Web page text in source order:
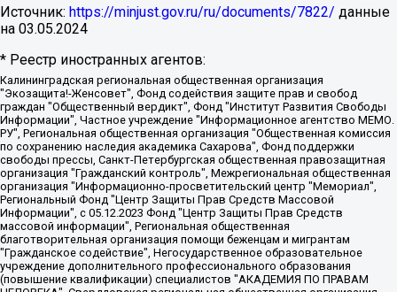
Источник: https://minjust.gov.ru/ru/documents/7822/ данные
на 03.05.2024
* Реестр иностранных агентов:
Калининградская региональная общественная организация "Экозащита!-Женсовет", Фонд содействия защите прав и свобод граждан "Общественный вердикт", Фонд "Институт Развития Свободы Информации", Частное учреждение "Информационное агентство МЕМО. РУ", Региональная общественная организация "Общественная комиссия по сохранению наследия академика Сахарова", Фонд поддержки свободы прессы, Санкт-Петербургская общественная правозащитная организация "Гражданский контроль", Межрегиональная общественная организация "Информационно-просветительский центр "Мемориал", Региональный Фонд "Центр Защиты Прав Средств Массовой Информации", с 05.12.2023 Фонд "Центр Защиты Прав Средств массовой информации", Региональная общественная благотворительная организация помощи беженцам и мигрантам "Гражданское содействие", Негосударственное образовательное учреждение дополнительного профессионального образования (повышение квалификации) специалистов "АКАДЕМИЯ ПО ПРАВАМ ЧЕЛОВЕКА", Свердловская региональная общественная организация "Сутяжник", Автономная некоммерческая организация "Центр независимых социологических исследований", Союз общественных объединений "Российский исследовательский центр по правам человека", Региональное общественное учреждение научно-информационный центр "МЕМОРИАЛ", Некоммерческая организация "Фонд защиты гласности", Автономная некоммерческая организация "Институт прав человека", Городская общественная организация "Екатеринбургское общество "МЕМОРИАЛ", Городская общественная организация "Рязанское историко-просветительское и правозащитное общество "Мемориал" (Рязанский Мемориал), Челябинский региональный орган общественной самодеятельности – женское общественное объединение "Женщины Евразии", Челябинский региональный орган общественной самодеятельности "Уральская правозащитная группа", Фонд содействия защите здоровья и социальной справедливости имени Андрея Рылькова, Автономная Некоммерческая Организация "Аналитический Центр Юрия Левады", Автономная некоммерческая организация социальной поддержки населения "Проект Апрель", Региональная общественная организация помощи женщинам и детям, находящимся в кризисной ситуации "Информационно-методический центр "Анна", Фонд содействия развитию массовых коммуникаций и правовому просвещению "Так-так-Так", Фонд содействия устойчивому развитию "Серебряная тайга", Свердловский региональный общественный фонд социальных проектов "Новое время", "Idel.Реалии", Кавказ.Реалии, Крым.Реалии, Телеканал Настоящее Время, Татаро-башкирская служба Радио Свобода (Azatliq Radiosi), Радио Свободная Европа/Радио Свобода (PCE/PC), "Сибирь.Реалии", "Фактограф", Благотворительный фонд помощи осужденным и их семьям, Автономная некоммерческая организация "Институт глобализации и социальных движений", Фонд "В защиту прав заключенных", Частное учреждение "Центр поддержки и содействия развитию средств массовой информации", Пензенский региональный общественный благотворительный фонд "Гражданский союз", "Север.Реалии", Некоммерческая организация Фонд "Правовая инициатива", Общество с ограниченной ответственностью "Радио Свободная Европа/Радио Свобода", Чешское информационное агентство "MEDIUM-ORIENT", Красноярская региональная общественная организация "Мы против СПИДа", Камалягин Денис Николаевич, Маркелов Сергей Евгеньевич, Пономарев Лев Александрович, Савицкая Людмила Алексеевна, Автономная некоммерческая организация "Центр по работе с проблемой насилия "НАСИЛИЮ.НЕТ", Межрегиональный профессиональный союз работников здравоохранения "Альянс врачей", Юридическое лицо, зарегистрированное в Латвийской Республике, SIA "Medusa Project" (регистрационный номер 40103797863, дата регистрации 10.06.2014), Некоммерческая организация "Фонд по борьбе с коррупцией", Автономная некоммерческая организация "Институт права и публичной политики", Баданин Роман Сергеевич, Гликин Максим Александрович, Железнова Мария Михайловна, Лукьянова Юлия Сергеевна, Маетная Елизавета Витальевна, Маняхин Петр Борисович, Чуракова Ольга Владимировна, Ярош Юлия Петровна, Юридическое лицо "The Insider SIA", зарегистрированное в Риге, Латвийская Республика (дата регистрации 26.06.2015), являющееся администратором доменного имени интернет-издания "The Insider SIA", https://theins.ru, Постернак Алексей Евгеньевич, Рубин Михаил Аркадьевич, Анин Роман Александрович, Юридическое лицо Istories fonds, зарегистрированное в Латвийской Республике (регистрационный номер 50008295751, дата регистрации 24.02.2020), Великовский Дмитрий Александрович, Долинина Ирина Николаевна, Мароховская Алеся Алексеевна, Шлейнов Роман Юрьевич, Шмагун Олеся Валентиновна, Общество с ограниченной ответственностью "Альтаир 2021", Общество с ограниченной ответственностью "Вега 2021", Общество с ограниченной ответственностью "Главный редактор 2021", Общество с ограниченной ответственностью "Ромашки монолит", Важенков Артем Валерьевич, Ивановская областная общественная организация "Центр гендерных исследований", Гурман Юрий Альбертович, Медиапроект "ОВД-Инфо", Егоров Владимир Владимирович, Жилинский Владимир Александрович, Общество с ограниченной ответственностью "ЗП", Иванова София Юрьевна, Карезина Инна Павловна, Кильтау Екатерина Викторовна, Петров Алексей Викторович, Пискунов Сергей Евгеньевич, Смирнов Сергей Сергеевич, Тихонов Михаил Сергеевич, Общество с ограниченной ответственностью "ЖУРНАЛИСТ-ИНОСТРАННЫЙ АГЕНТ", Арапова Галина Юрьевна, Вольтская Татьяна Анатольевна, Американская компания "Mason G.E.S. Anonymous Foundation" (США), являющаяся владельцем интернет-издания https://mnews.world/, Компания "Stichting Bellingcat", зарегистрированная в Нидерландах (дата регистрации 11.07.2018), Захаров Андрей Вячеславович, Клепиковская Екатерина Дмитриевна, Общество с ограниченной ответственностью "МЕМО", Перл Роман Александрович, Симонов Евгений Алексеевич, Соловьева Елена Анатольевна, Сотников Даниил Владимирович, Сурначева Елизавета Дмитриевна, Автономная некоммерческая организация по защите прав человека и информированию населения "Якутия – Наше Мнение", Общество с ограниченной ответственностью "Москоу диджитал медиа", с 26.01.2023 Общество с ограниченной ответственностью "Чайка Белые сады", Ветошкина Валерия Валерьевна, Заговора Максим Александрович, Межрегиональное общественное движение "Российская ЛГБТ - сеть", Оленичев Максим Владимирович, Павлов Иван Юрьевич, Скворцова Елена Сергеевна, Общество с ограниченной ответственностью "Как бы инагент", Кочетков Игорь Викторович, Общество с ограниченной ответственностью "Честные выборы", Еланчик Олег Александрович, Общество с ограниченной ответственностью "Нобелевский призыв", Гималова Регина Эмилевна, Григорьев Андрей Валерьевич, Григорьева Алина Александровна, Ассоциация по содействию защите прав призывников, альтернативнослужащих и военнослужащих "Правозащитная группа "Гражданин.Армия.Право", Хисамова Регина Фаритовна, Автономная некоммерческая организация по реализации социально-правовых программ "Лилит", Дальневосточное общественное движение "Маяк", Санкт-Петербургская ЛГБТ-инициативная группа "Выход", Инициативная группа ЛГБТ+ "Реверс", Алексеев Андрей Викторович, Бекбулатова Таисия Львовна, Беляев Иван Михайлович, Владыкина Елена Сергеевна, Гельман Марат Александрович, Никульшина Вероника Юрьевна, Толоконникова Надежда Андреевна, Шендерович Виктор Анатольевич, Общество с ограниченной ответственностью "Данное сообщение", Общество с ограниченной ответственностью Издательский дом "Новая глава", Айнбиндер Александра Александровна, Московский комьюнити-центр для ЛГБТ+инициатив, Благотворительный фонд развития филантропии, Deutsche Welle (Германия, Kurt-Schumacher-Strasse 3, 53113 Bonn), Борзунова Мария Михайловна, Воробьев Виктор Викторович, Голубева Анна Львовна, Константинова Алла Михайловна, Малкова Ирина Владимировна, Мурадов Мурад Абдулгалимович, Осетинская Елизавета Николаевна, Понасенков Евгений Николаевич, Ганапольский Матвей Юрьевич, Киселев Евгений Алексеевич, Борухович Ирина Григорьевна, Дремин Иван Тимофеевич, Дубровский Дмитрий Викторович, Красноярская региональная общественная организация поддержки и развития альтернативных образовательных технологий и межкультурных коммуникаций "ИНТЕРРА", Маяковская Екатерина Алексеевна, Фейгин Марк Захарович, Филимонов Андрей Викторович, Дзугкоева Регина Николаевна, Доброхотов Роман Александрович, Дудь Юрий Александрович, Елкин Сергей Владимирович, Кругликов Кирилл Игоревич, Сабунаева Мария Леонидовна, Семенов Алексей Владимирович, Шаинян Карен Багратович, Шульман Екатерина Михайловна, Асафьев Артур Валерьевич, Вахштайн Виктор Семенович, Венедиктов Алексей Алексеевич, Лушникова Екатерина Евгеньевна, Волков Леонид Михайлович, Невзоров Александр Глебович, Пархоменко Сергей Борисович, Сироткин Ярослав Николаевич, Кара-Мурза Владимир Владимирович, Баранова Наталья Владимировна, Гозман Леонид Яковлевич, Кагарлицкий Борис Юльевич, Климарев Михаил Валерьевич, Милов Владимир Станиславович, Автономная некоммерческая организация Краснодарский центр современного искусства "Типография", Моргенштерн Алишер Тагирович, Соболь Любовь Эдуардовна, Общество с ограниченной ответственностью "ЛИЗА НОРМ", Каспаров Гарри Кимович, Ходорковский Михаил Борисович, Общество с ограниченной ответственностью "Апрельские тезисы", Данилович Ирина Брониславовна, Кашин Олег Владимирович, Петров Николай Владимирович, Пивоваров Алексей Владимирович, Соколов Михаил Владимирович, Цветкова Юлия Владимировна, Чичваркин Евгений Александрович, Комитет против пыток/Команда против пыток, Общество с ограниченной ответственностью "Первый научный", Общество с ограниченной ответственностью "Вертолет и ко", Белоцерковская Вероника Борисовна, Кац Максим Евгеньевич, Лазарева Татьяна Юрьевна, Шаведдинов Руслан Табризович, Яшин Илья Валерьевич, Общество с ограниченной ответственностью "Иноагент ААВ", Алешковский Дмитрий Петрович, Альбац Евгения Марковна, Быков Дмитрий Львович, Галямина Юлия Евгеньевна, Лойко Сергей Леонидович, Мартынов Кирилл Константинович, Медведев Сергей Александрович, Крашенинников Федор Геннадиевич, Гордеева Катерина Вл